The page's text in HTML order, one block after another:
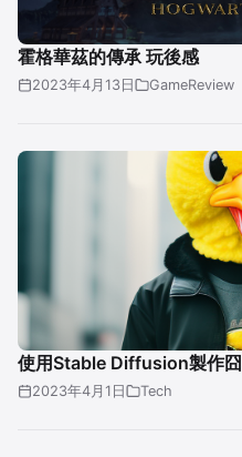
霍格華茲的傳承 玩後感
2023年4月13日 GameReview
使用Stable Diffusion製作
2023年4月1日 Tech